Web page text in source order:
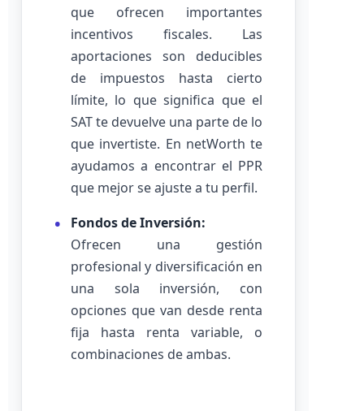
que ofrecen importantes
incentivos fiscales. Las
aportaciones son deducibles
de impuestos hasta cierto
límite, lo que significa que el
SAT te devuelve una parte de lo
que invertiste. En netWorth te
ayudamos a encontrar el PPR
que mejor se ajuste a tu perfil.
Fondos de Inversión:
Ofrecen una gestión
profesional y diversificación en
una sola inversión, con
opciones que van desde renta
fija hasta renta variable, o
combinaciones de ambas.